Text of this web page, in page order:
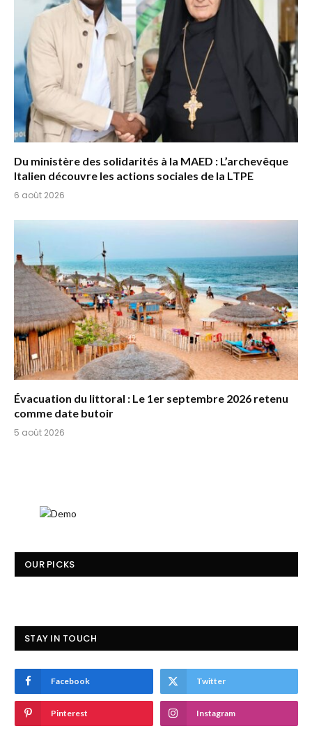
Du ministère des solidarités à la MAED : L’archevêque
Italien découvre les actions sociales de la LTPE
6 août 2026
Évacuation du littoral : Le 1er septembre 2026 retenu
comme date butoir
5 août 2026
OUR PICKS
STAY IN TOUCH
Facebook Twitter
Pinterest Instagram